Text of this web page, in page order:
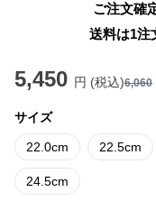
ご注文確
送料は1注
5,450 円 (税込)6,060
サイズ
22.0cm 22.5cm
24.5cm